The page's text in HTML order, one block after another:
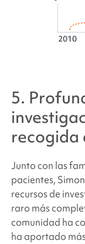
5.
recogida
Junto con las
pacientes,
recursos de
raro más
comunidad ha
ha aportado